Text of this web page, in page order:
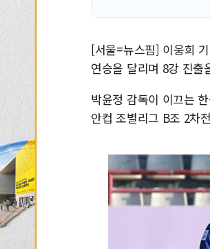
[서울=뉴스핌] 이웅희
연승을 달리며 8강 진출
박윤정 감독이 이끄는
안컵 조별리그 B조 2차